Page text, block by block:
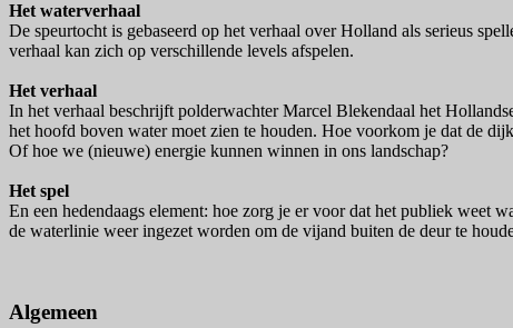
Het waterverhaal
De speurtocht is gebaseerd op het verhaal over Holland als serieus
verhaal kan zich op verschillende levels afspelen.
Het verhaal
In het verhaal beschrijft polderwachter Marcel Blekendaal het
het hoofd boven water moet zien te houden. Hoe voorkom je dat de
Of hoe we (nieuwe) energie kunnen winnen in ons landschap?
Het spel
En een hedendaags element: hoe zorg je er voor dat het publiek weet
de waterlinie weer ingezet worden om de vijand buiten de deur te
Algemeen